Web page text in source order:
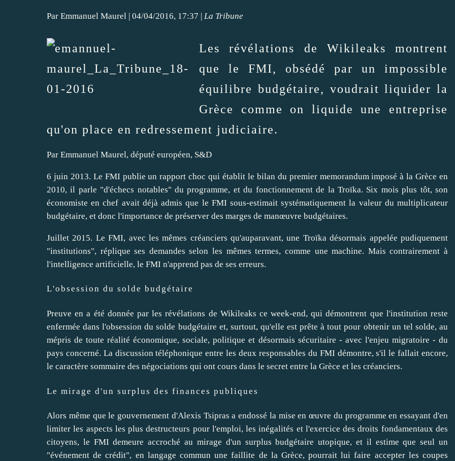
Par Emmanuel Maurel | 04/04/2016, 17:37 | La Tribune
Les révélations de Wikileaks montrent
que le FMI, obsédé par un impossible
équilibre budgétaire, voudrait liquider la
Grèce comme on liquide une entreprise
qu'on place en redressement judiciaire.
Par Emmanuel Maurel, député européen, S&D
6 juin 2013. Le FMI publie un rapport choc qui établit le bilan du premier memorandum imposé à la Grèce en
2010, il parle "d'échecs notables" du programme, et du fonctionnement de la Troïka. Six mois plus tôt, son
économiste en chef avait déjà admis que le FMI sous-estimait systématiquement la valeur du multiplicateur
budgétaire, et donc l'importance de préserver des marges de manœuvre budgétaires.
Juillet 2015. Le FMI, avec les mêmes créanciers qu'auparavant, une Troïka désormais appelée pudiquement
"institutions", réplique ses demandes selon les mêmes termes, comme une machine. Mais contrairement à
l'intelligence artificielle, le FMI n'apprend pas de ses erreurs.
L'obsession du solde budgétaire
Preuve en a été donnée par les révélations de Wikileaks ce week-end, qui démontrent que l'institution reste
enfermée dans l'obsession du solde budgétaire et, surtout, qu'elle est prête à tout pour obtenir un tel solde, au
mépris de toute réalité économique, sociale, politique et désormais sécuritaire - avec l'enjeu migratoire - du
pays concerné. La discussion téléphonique entre les deux responsables du FMI démontre, s'il le fallait encore,
le caractère sommaire des négociations qui ont cours dans le secret entre la Grèce et les créanciers.
Le mirage d'un surplus des finances publiques
Alors même que le gouvernement d'Alexis Tsipras a endossé la mise en œuvre du programme en essayant d'en
limiter les aspects les plus destructeurs pour l'emploi, les inégalités et l'exercice des droits fondamentaux des
citoyens, le FMI demeure accroché au mirage d'un surplus budgétaire utopique, et il estime que seul un
"événement de crédit", en langage commun une faillite de la Grèce, pourrait lui faire accepter les coupes